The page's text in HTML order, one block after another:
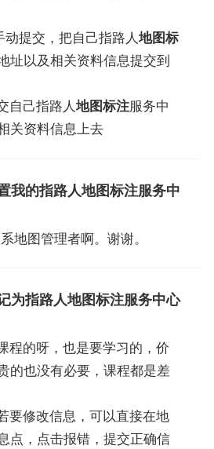
动提交，把自己指路人地图标
址以及相关资料信息提交到
自己指路人地图标注服务中
关资料信息上去
我的指路人地图标注服务中
地图管理者啊。谢谢。
为指路人地图标注服务中心
程的呀，也是要学习的，价
的也没有必要，课程都是差
要修改信息，可以直接在地
点，点击报错，提交正确信